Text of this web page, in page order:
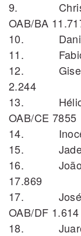
9.
OAB/BA
10. Daniela
11. Fabio
12. Gisele
2.244
13. Hélio
OAB/CE 7855
14.
15. Jader
16. João
17.869
17. José
OAB/DF 1.614
18. Juarez